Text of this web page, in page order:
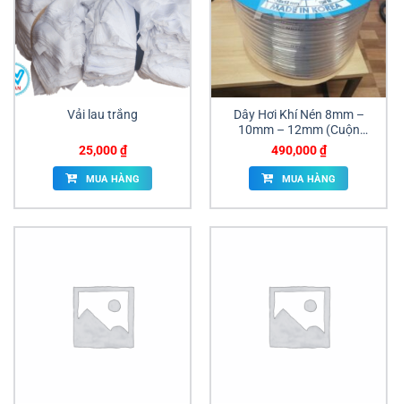
Vải lau trắng
25,000₫
MUA HÀNG
Dây Hơi Khí Nén 8mm –
10mm – 12mm (Cuộn
100m)
490,000₫
MUA HÀNG